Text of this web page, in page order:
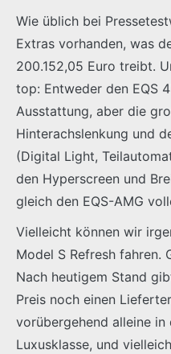
Wie üblich bei
Extras vorhanden, was
200.152,05 Euro treibt.
top: Entweder den EQS
Ausstattung, aber die
Hinterachslenkung und
(Digital Light,
den Hyperscreen und
gleich den EQS-AMG
Vielleicht können wir
Model S Refresh fahren.
Nach heutigem Stand
Preis noch einen
vorübergehend alleine in
Luxusklasse, und